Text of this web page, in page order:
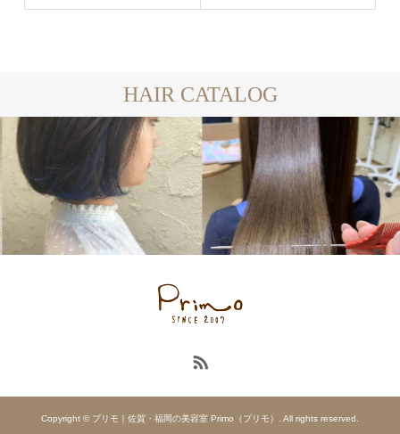
HAIR CATALOG
BOB
Copyright © プリモ｜佐賀・福岡の美容室 Primo（プリモ）. All rights reserved.